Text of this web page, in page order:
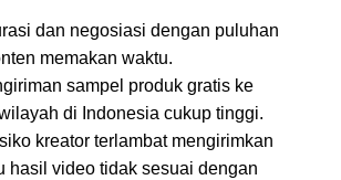
dan negosiasi dengan puluhan
memakan waktu.
sampel produk gratis ke
di Indonesia cukup tinggi.
kreator terlambat mengirimkan
hasil video tidak sesuai dengan